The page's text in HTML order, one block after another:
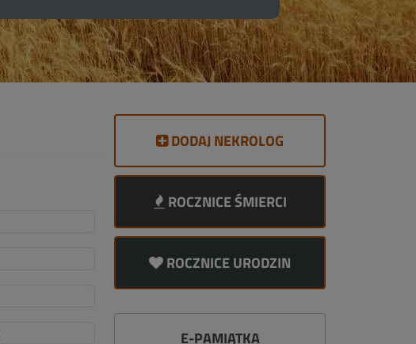
DODAJ NEKROLOG
ROCZNICE ŚMIERCI
ROCZNICE URODZIN
E-PAMIĄTKA